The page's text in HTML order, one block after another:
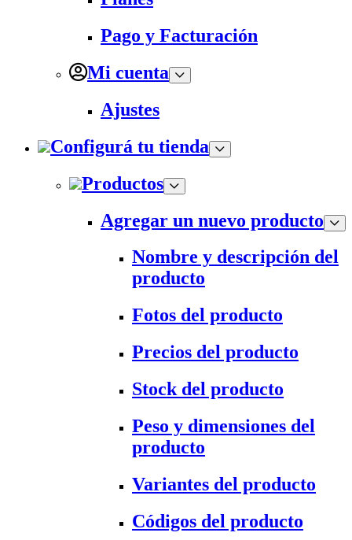
Pago y Facturación
Mi cuenta
Ajustes
Configurá tu tienda
Productos
Agregar un nuevo producto
Nombre y descripción del
producto
Fotos del producto
Precios del producto
Stock del producto
Peso y dimensiones del
producto
Variantes del producto
Códigos del producto